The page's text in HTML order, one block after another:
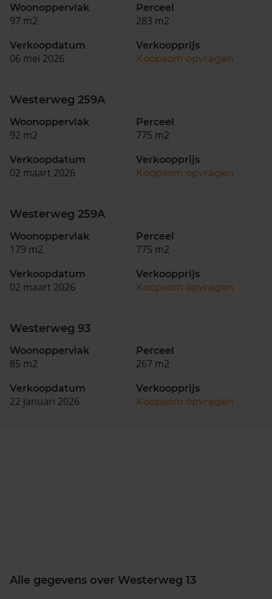
Woonoppervlak
97 m2
Perceel
283 m2
Verkoopdatum
06 mei 2026
Verkoopprijs
Koopsom opvragen
Westerweg 259A
Woonoppervlak
92 m2
Perceel
775 m2
Verkoopdatum
02 maart 2026
Verkoopprijs
Koopsom opvragen
Westerweg 259A
Woonoppervlak
179 m2
Perceel
775 m2
Verkoopdatum
02 maart 2026
Verkoopprijs
Koopsom opvragen
Westerweg 93
Woonoppervlak
85 m2
Perceel
267 m2
Verkoopdatum
22 januari 2026
Verkoopprijs
Koopsom opvragen
Alle gegevens over Westerweg 13